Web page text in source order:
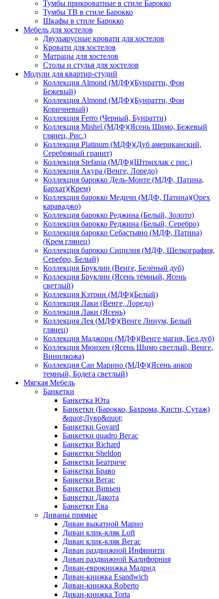
Тумбы прикроватные в стиле Барокко
Тумбы ТВ в стиле Барокко
Шкафы в стиле Барокко
Мебель для хостелов
Двухъярусные кровати для хостелов
Кровати для хостелов
Матрацы для хостелов
Столы и стулья для хостелов
Модули для квартир-студий
Коллекция Almond (МДФ)(Бунратти, Фон
Бежевый)
Коллекция Almond (МДФ)(Бунратти, Фон
Коричневый)
Коллекция Ferro (Черный, Бунратти)
Коллекция Mishel (МДФ)(Ясень Шимо, Бежевый
глянец, Рис.)
Коллекция Platinum (МДФ)(Дуб американский,
Серебряный гранит)
Коллекция Stefania (МДФ)(Штрихлак с рис.)
Коллекция Акура (Венге, Лоредо)
Коллекция барокко Дель-Монте (МДФ, Патина,
Бархат)(Крем)
Коллекция барокко Медичи (МДФ, Патина)(Орех
караваджо)
Коллекция барокко Реджина (Белый, Золото)
Коллекция барокко Реджина (Белый, Серебро)
Коллекция барокко Себастьяно (МДФ, Патина)
(Крем глянец)
Коллекция барокко Сицилия (МДФ, Шелкография,
Серебро, Белый)
Коллекция Бруклин (Венге, Белёный дуб)
Коллекция Бруклин (Ясень тёмный, Ясень
светлый)
Коллекция Кэтрин (МДФ)(Белый)
Коллекция Лаки (Венге, Лоредо)
Коллекция Лаки (Ясень)
Коллекция Лея (МДФ)(Венге Линум, Белый
глянец)
Коллекция Маджори (МДФ)(Венге магия, Бел.дуб)
Коллекция Мюнхен (Ясень Шимо светлый, Венге,
Винилкожа)
Коллекция Сан Марино (МДФ)(Ясень анкор
темный, Бодега светлый)
Мягкая Мебель
Банкетки
Банкетка Юта
Банкетки (Барокко, Бахрома, Кисти, Сутаж)
&quot;Лувр&quot;
Банкетки Govard
Банкетки quadro Вегас
Банкетки Richard
Банкетки Sheldon
Банкетки Беатриче
Банкетки Браво
Банкетки Вегас
Банкетки Вивьен
Банкетки Дакота
Банкетки Ева
Диваны прямые
Диван выкатной Марио
Диван клик-кляк Loft
Диван клик-кляк Вегас
Диван раздвижной Инфинити
Диван раздвижной Калифорния
Диван-еврокнижка Мадрид
Диван-книжка Esandwich
Диван-книжка Roberto
Диван-книжка Torta